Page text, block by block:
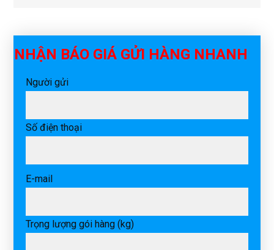
NHẬN BÁO GIÁ GỬI HÀNG NHANH
Người gửi
Số điện thoại
E-mail
Trọng lượng gói hàng (kg)